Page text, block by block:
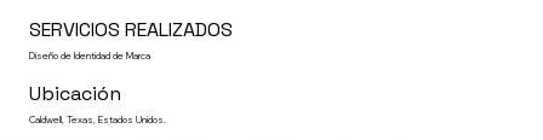
SERVICIOS REALIZADOS
Diseño de Identidad de Marca
Ubicación
Caldwell, Texas, Estados Unidos.